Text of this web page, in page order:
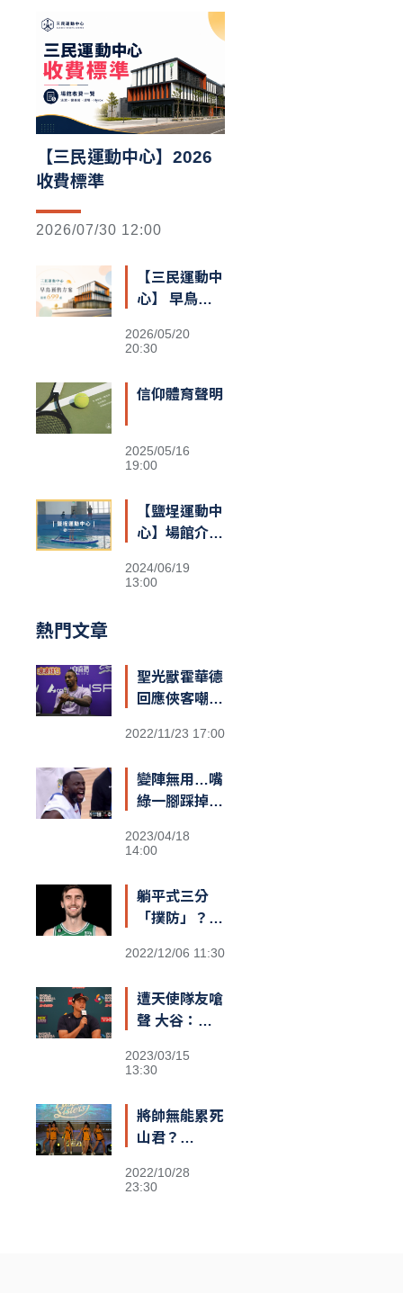
【三民運動中心】2026
收費標準
2026/07/30 12:00
【三民運動中
心】 早鳥預
2026/05/20
20:30
信仰體育聲明
2025/05/16
19:00
【鹽埕運動中
心】場館介紹
2024/06/19
13:00
熱門文章
聖光獸霍華德
回應俠客嘲諷
仇恨！我擁有
隊友，台灣給
我一對翅膀」
2022/11/23 17:00
變陣無用…嘴
綠一腳踩掉勇
2023/04/18
14:00
躺平式三分
「撲防」？
Kornet遮蓋
熱議
2022/12/06 11:30
遭天使隊友嗆
聲 大谷：還
容
2023/03/15
13:30
將帥無能累死
山君？
Sisters高鐵
2022/10/28
23:30